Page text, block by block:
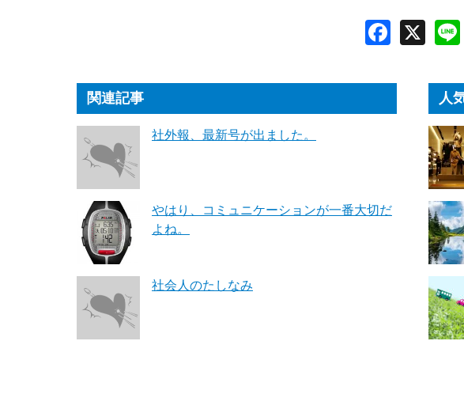
関連記事
社外報、最新号が出ました。
やはり、コミュニケーションが一番大切だ
よね。
社会人のたしなみ
人